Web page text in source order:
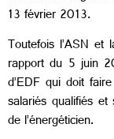
13 février 2013.
Toutefois l’ASN et
rapport du 5 juin
d’EDF qui doit
salariés qualifiés
de l’énergéticien.